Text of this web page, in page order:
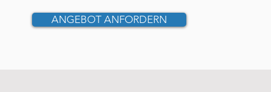
ANGEBOT ANFORDERN